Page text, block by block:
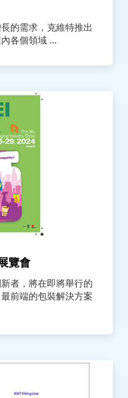
的需求，克維特推出
各個領域 ...
覽會
者，將在即將舉行的
前端的包裝解決方案